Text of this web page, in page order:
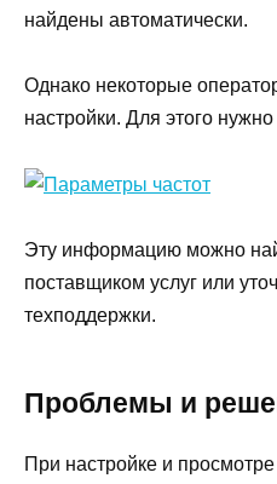
найдены автоматически.
Однако некоторые
настройки. Для этого
Эту информацию можно
поставщиком услуг или
техподдержки.
Проблемы и
При настройке и